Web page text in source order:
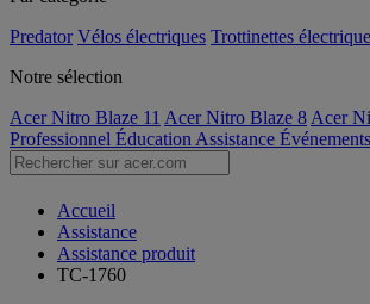
Predator Vélos électriques Trottinettes
Notre sélection
Acer Nitro Blaze 11 Acer Nitro Blaze 8 Acer
Professionnel Éducation Assistance Événements
Accueil
Assistance
Assistance produit
TC-1760